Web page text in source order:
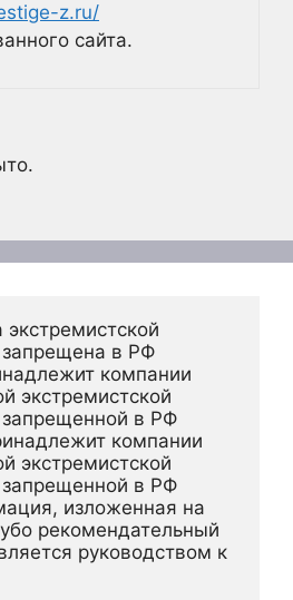
z.ru/
сайта.
запрещена в РФ
компании
экстремистской
запрещенной в РФ
компании
экстремистской
запрещенной в РФ
изложенная на
рекомендательный
руководством к